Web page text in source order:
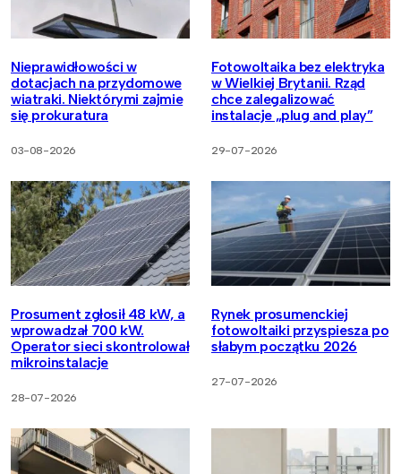
Nieprawidłowości w
dotacjach na przydomowe
wiatraki. Niektórymi zajmie
się prokuratura
03-08-2026
Fotowoltaika bez elektryka
w Wielkiej Brytanii. Rząd
chce zalegalizować
instalacje „plug and play”
29-07-2026
Prosument zgłosił 48 kW, a
wprowadzał 700 kW.
Operator sieci skontrolował
mikroinstalacje
28-07-2026
Rynek prosumenckiej
fotowoltaiki przyspiesza po
słabym początku 2026
27-07-2026